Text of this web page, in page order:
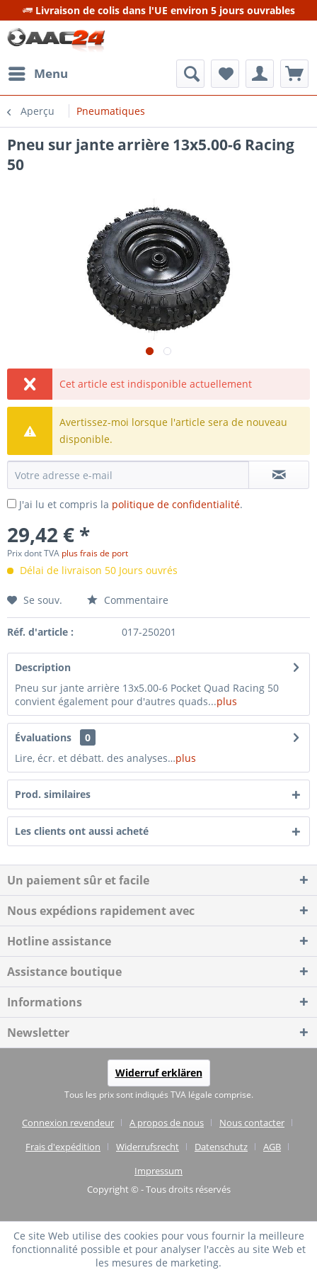
Livraison de colis dans l'UE environ 5 jours ouvrables
Menu
Aperçu Pneumatiques
Pneu sur jante arrière 13x5.00-6 Racing
50
Cet article est indisponible actuellement
Avertissez-moi lorsque l'article sera de nouveau
disponible.
J'ai lu et compris la politique de confidentialité.
29,42 € *
Prix dont TVA plus frais de port
Délai de livraison 50 Jours ouvrés
Se souv. Commentaire
Réf. d'article : 017-250201
Description
Pneu sur jante arrière 13x5.00-6 Pocket Quad Racing 50
convient également pour d'autres quads...plus
Évaluations
0
Lire, écr. et débatt. des analyses…plus
Prod. similaires
Les clients ont aussi acheté
Un paiement sûr et facile
Nous expédions rapidement avec
Hotline assistance
Assistance boutique
Informations
Newsletter
Widerruf erklären
Tous les prix sont indiqués TVA légale comprise.
Connexion revendeur A propos de nous
Nous contacter
Frais d'expédition
Widerrufsrecht Datenschutz
AGB
Impressum
Copyright © - Tous droits réservés
Ce site Web utilise des cookies pour vous fournir la meilleure
fonctionnalité possible et pour analyser l'accès au site Web et
les mesures de marketing.